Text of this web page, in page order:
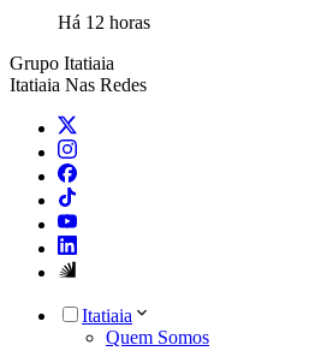
Há 12 horas
Grupo Itatiaia
Itatiaia Nas Redes
Itatiaia
Quem Somos